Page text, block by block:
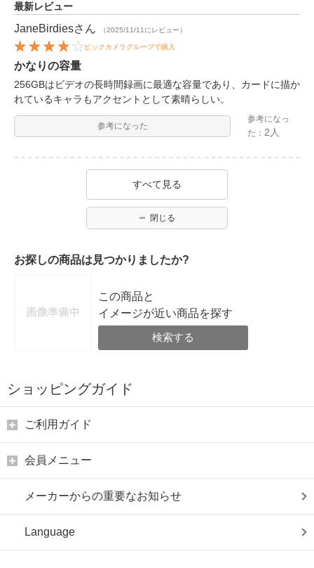
最新レビュー
JaneBirdiesさん （2025/11/11にレビュー）
ビックカメラグループで購入
かなりの容量
256GBはビデオの長時間録画に最適な容量であり、カードに描か
れているキャラもアクセントとして素晴らしい。
参考になった
参考になっ
た： 2人
すべて見る
閉じる
お探しの商品は見つかりましたか?
この商品と
イメージが近い商品を探す
検索する
ショッピングガイド
ご利用ガイド
会員メニュー
メーカーからの重要なお知らせ
Language